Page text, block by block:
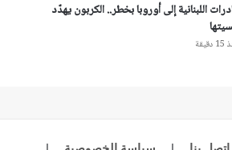
اللبنانية إلى أوروبا بخطر.. الكربون يهدّد